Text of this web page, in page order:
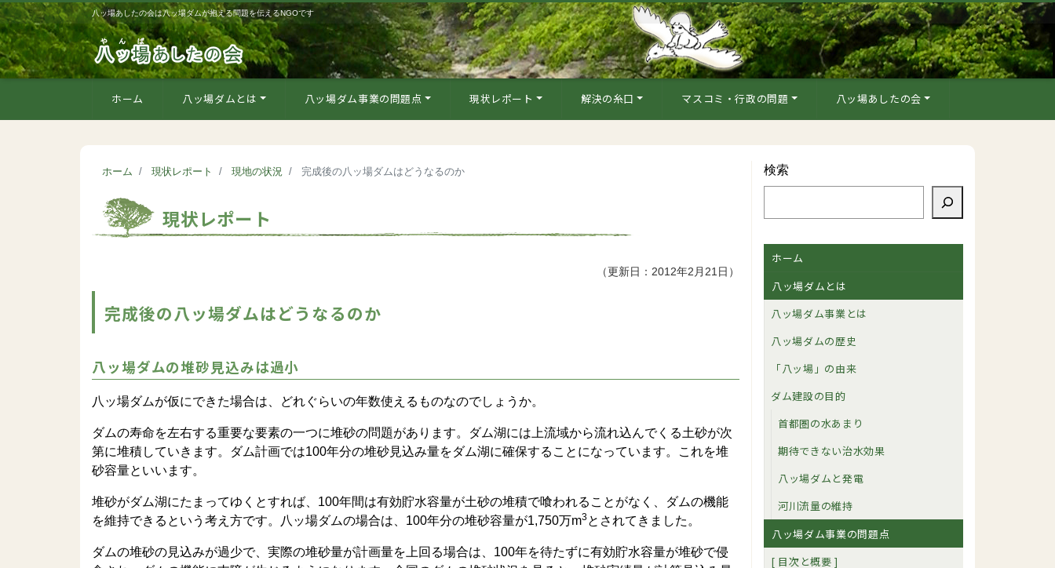
八ッ場あしたの会は八ッ場ダムが抱える問題を伝えるNGOです
ホーム 八ッ場ダムとは 八ッ場ダム事業の問題点 現状レポート 解決の糸口 マスコミ・行政の問題 八ッ場あしたの会
ホーム 現状レポート 現地の状況 完成後の八ッ場ダムはどうなるのか
現状レポート
（更新日：2012年2月21日）
完成後の八ッ場ダムはどうなるのか
八ッ場ダムの堆砂見込みは過小
八ッ場ダムが仮にできた場合は、どれぐらいの年数使えるものなのでしょうか。
ダムの寿命を左右する重要な要素の一つに堆砂の問題があります。
ダム湖には上流域から流れ込んでくる土砂が次
第に堆積していきます。ダム計画では100年分の堆砂見込み量をダム湖に確保することになっています。これを堆
砂容量といいます。
堆砂がダム湖にたまってゆくとすれば、100年間は有効貯水容量が土砂の堆積で喰われることがなく、ダムの機能
を維持できるという考え方です。八ッ場ダムの場合は、100年分の堆砂容量が1,750万m3とされてきました。
ダムの堆砂の見込みが過少で、実際の堆砂量が計画量を上回る場合は、100年を待たずに有効貯水容量が堆砂で侵
検索
ホーム
八ッ場ダムとは
八ッ場ダム事業とは
八ッ場ダムの歴史
「八ッ場」の由来
ダム建設の目的
首都圏の水あまり
期待できない治水効果
八ッ場ダムと発電
河川流量の維持
八ッ場ダム事業の問題点
[ 目次と概要 ]